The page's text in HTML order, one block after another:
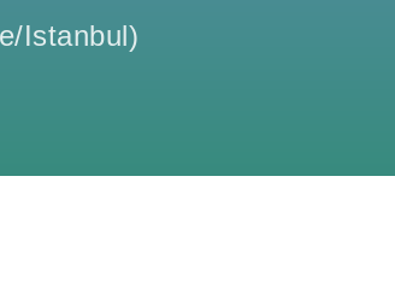
Istanbul)